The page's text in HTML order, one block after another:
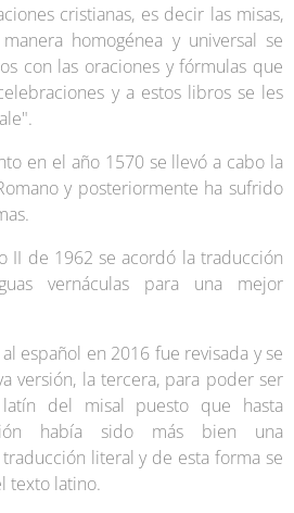
cristianas, es decir las misas,
homogénea y universal se
con las oraciones y fórmulas que
y a estos libros se les
en el año 1570 se llevó a cabo la
y posteriormente ha sufrido
II de 1962 se acordó la traducción
vernáculas para una mejor
español en 2016 fue revisada y se
versión, la tercera, para poder ser
del misal puesto que hasta
había sido más bien una
literal y de esta forma se
texto latino.